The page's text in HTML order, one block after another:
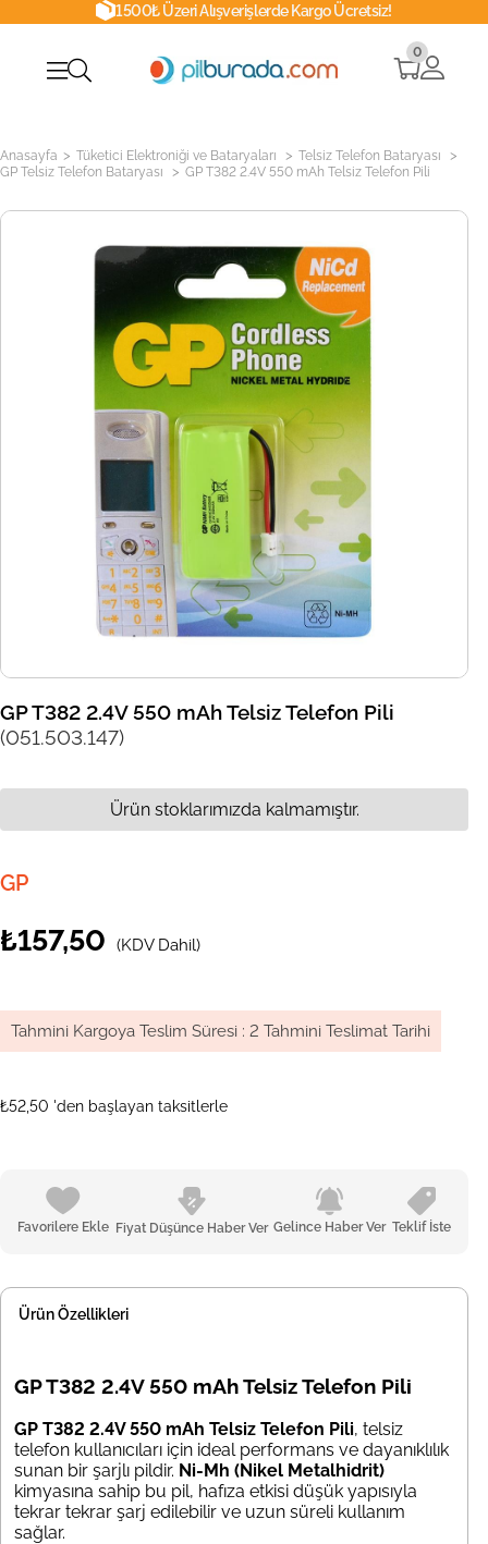
1500₺ Üzeri Alışverişlerde Kargo Ücretsiz!
0
Anasayfa > Tüketici Elektroniği ve Bataryaları > Telsiz Telefon Bataryası >
GP Telsiz Telefon Bataryası > GP T382 2.4V 550 mAh Telsiz Telefon Pili
GP T382 2.4V 550 mAh Telsiz Telefon Pili
(051.503.147)
GP
₺157,50 (KDV Dahil)
Tahmini Kargoya Teslim Süresi : 2 Tahmini Teslimat Tarihi
₺52,50 'den başlayan taksitlerle
Favorilere Ekle Fiyat Düşünce Haber Ver Gelince Haber Ver Teklif İste
Ürün stoklarımızda kalmamıştır.
Ürün Özellikleri
GP T382 2.4V 550 mAh Telsiz Telefon Pili
GP T382 2.4V 550 mAh Telsiz Telefon Pili, telsiz
telefon kullanıcıları için ideal performans ve dayanıklılık
sunan bir şarjlı pildir. Ni-Mh (Nikel Metalhidrit)
kimyasına sahip bu pil, hafıza etkisi düşük yapısıyla
tekrar tekrar şarj edilebilir ve uzun süreli kullanım
sağlar.